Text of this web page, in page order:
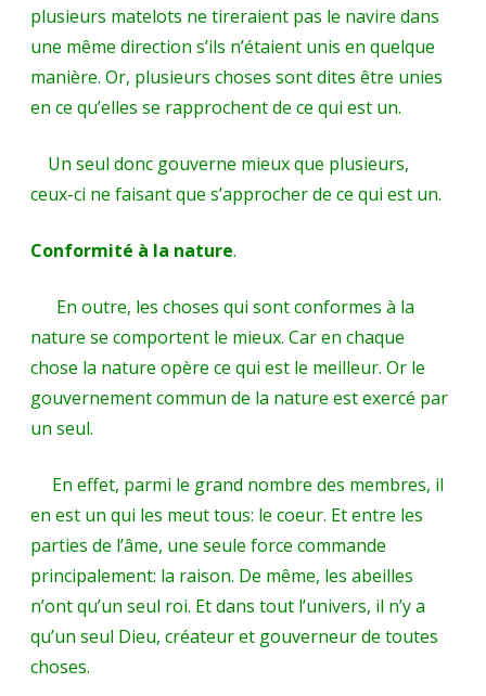
plusieurs matelots ne tireraient pas le navire dans
une même direction s’ils n’étaient unis en quelque
manière. Or, plusieurs choses sont dites être unies
en ce qu’elles se rapprochent de ce qui est un.
Un seul donc gouverne mieux que plusieurs,
ceux-ci ne faisant que s’approcher de ce qui est un.
Conformité à la nature.
En outre, les choses qui sont conformes à la
nature se comportent le mieux. Car en chaque
chose la nature opère ce qui est le meilleur. Or le
gouvernement commun de la nature est exercé par
un seul.
En effet, parmi le grand nombre des membres, il
en est un qui les meut tous: le coeur. Et entre les
parties de l’âme, une seule force commande
principalement: la raison. De même, les abeilles
n’ont qu’un seul roi. Et dans tout l’univers, il n’y a
qu’un seul Dieu, créateur et gouverneur de toutes
choses.